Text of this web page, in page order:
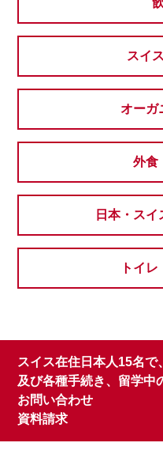
スイ
オーガ
外食
日本・スイ
トイ
スイス在住日本人15名で
及び各種手続き、留学中
お問い合わせ
資料請求